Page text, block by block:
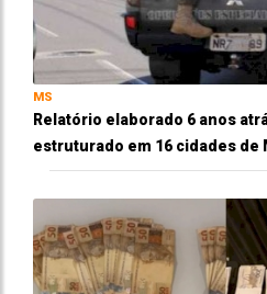
MS
Relatório elaborado 6 anos
estruturado em 16 cidades de